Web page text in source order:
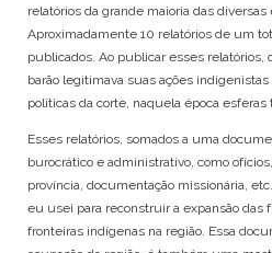
relatórios da grande maioria das
Aproximadamente 10 relatórios de um
publicados. Ao publicar esses
barão legitimava suas ações
políticas da corte, naquela época esferas
Esses relatórios, somados a uma
burocrático e administrativo, como
província, documentação missionária,
eu usei para reconstruir a expansão das
fronteiras indígenas na região. Essa